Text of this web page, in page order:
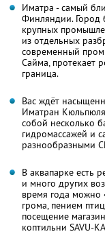
Иматра - самый
Финляндии. Город
крупных
из отдельных
современный
Сайма, протекает
граница.
Вас ждёт
Иматран
собой несколько
гидромассажей и
разнообразными
В аквапарке есть
и много других
время года можно
грома, пением
посещение
коптильни SAVU-